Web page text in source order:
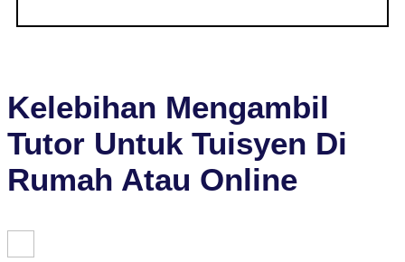
Kelebihan Mengambil
Tutor Untuk Tuisyen Di
Rumah Atau Online